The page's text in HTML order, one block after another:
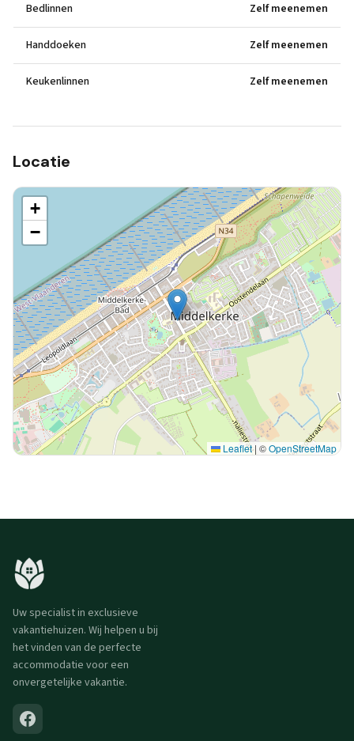
Bedlinnen Zelf meenemen
Handdoeken Zelf meenemen
Keukenlinnen Zelf meenemen
Locatie
+
−
Leaflet | ©OpenStreetMap
Uw specialist in exclusieve
vakantiehuizen. Wij helpen u bij
het vinden van de perfecte
accommodatie voor een
onvergetelijke vakantie.